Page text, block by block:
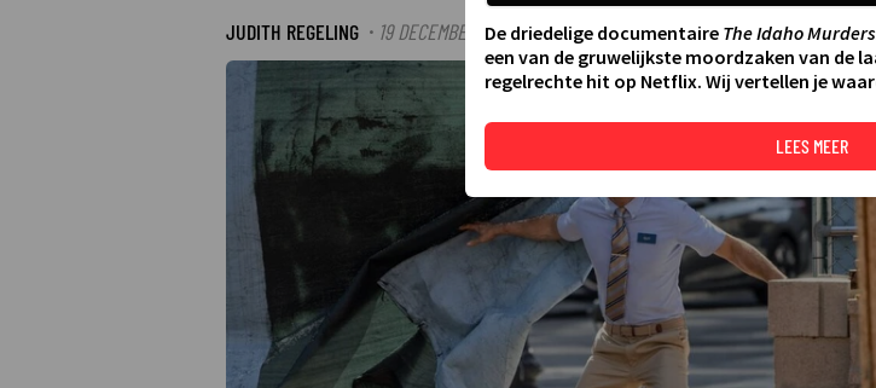
JUDITH REGELING · 19 DECEMBER 2024 11:45·LAATSTE UPDATE:23-12-24 12:06
De driedelige documentaire The Idaho
een van de gruwelijkste moordzaken van de
regelrechte hit op Netflix. Wij vertellen je
LEES MEER